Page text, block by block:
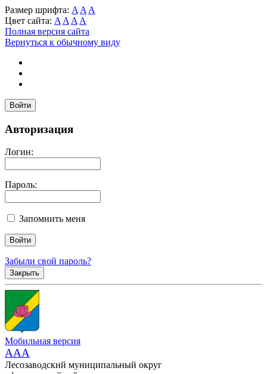
Размер шрифта: A A A
Цвет сайта: A A A A
Полная версия сайта
Вернуться к обычному виду
Войти
Авторизация
Логин:
Пароль:
Запомнить меня
Забыли свой пароль?
Закрыть
Мобильная версия
AAA
Лесозаводский муниципальный округ